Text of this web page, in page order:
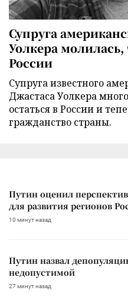
Супруга
Уолкера молилась,
России
Супруга известного
Джастаса Уолкера
остаться в России и
гражданство страны.
Путин оценил
для развития регионов
10 минут назад
Путин назвал
недопустимой
27 минут назад